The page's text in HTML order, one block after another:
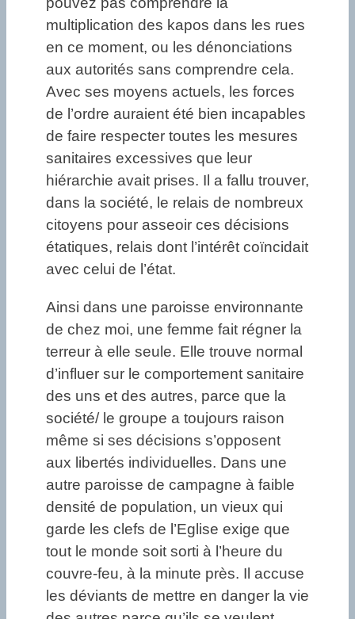
multiplication des kapos dans les rues
en ce moment, ou les dénonciations
aux autorités sans comprendre cela.
Avec ses moyens actuels, les forces
de l’ordre auraient été bien incapables
de faire respecter toutes les mesures
sanitaires excessives que leur
hiérarchie avait prises. Il a fallu trouver,
dans la société, le relais de nombreux
citoyens pour asseoir ces décisions
étatiques, relais dont l’intérêt coïncidait
avec celui de l’état.
Ainsi dans une paroisse environnante
de chez moi, une femme fait régner la
terreur à elle seule. Elle trouve normal
d’influer sur le comportement sanitaire
des uns et des autres, parce que la
société/ le groupe a toujours raison
même si ses décisions s’opposent
aux libertés individuelles. Dans une
autre paroisse de campagne à faible
densité de population, un vieux qui
garde les clefs de l’Eglise exige que
tout le monde soit sorti à l’heure du
couvre-feu, à la minute près. Il accuse
les déviants de mettre en danger la vie